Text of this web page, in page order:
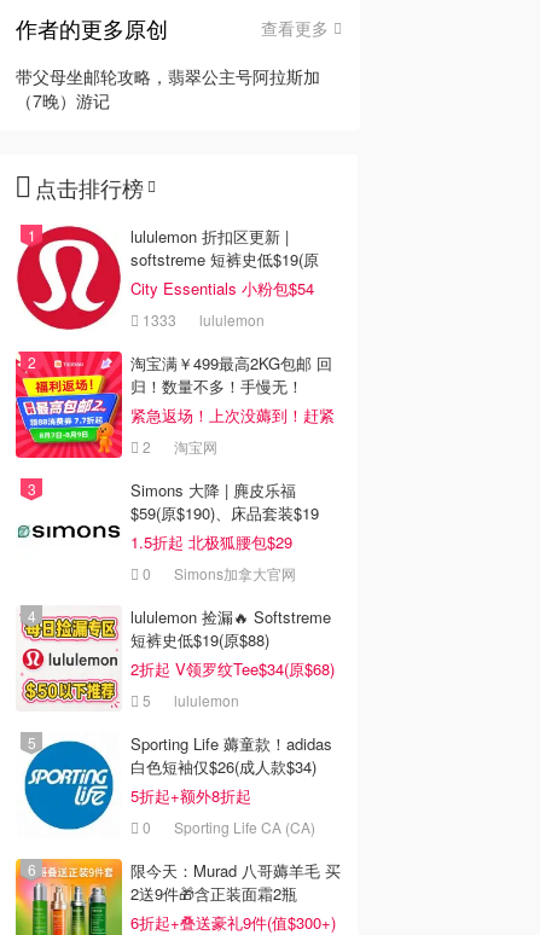
🇳🇿新西兰
作者的更多原创
查看更多
带父母坐邮轮攻略，翡翠公主号阿拉斯加
（7晚）游记
点击排行榜
lululemon 折扣区更新 |
softstreme 短裤史低$19(原
$88)
City Essentials 小粉包$54
1333 lululemon
淘宝满￥499最高2KG包邮 回
归！数量不多！手慢无！
紧急返场！上次没薅到！赶紧
冲2 淘宝网
Simons 大降 | 麂皮乐福
$59(原$190)、床品套装$19
1.5折起 北极狐腰包$29
0 Simons加拿大官网
lululemon 捡漏🔥 Softstreme
短裤史低$19(原$88)
2折起 V领罗纹Tee$34(原$68)
5 lululemon
Sporting Life 薅童款！adidas
白色短袖仅$26(成人款$34)
5折起+额外8折起
0 Sporting Life CA (CA)
限今天：Murad 八哥薅羊毛 买
2送9件🎁含正装面霜2瓶
6折起+叠送豪礼9件(值$300+)